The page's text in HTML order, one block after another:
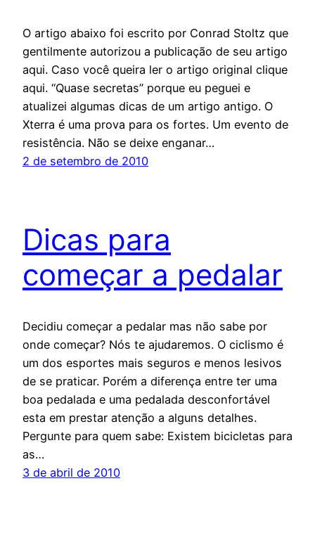
O artigo abaixo foi escrito por Conrad Stoltz que
gentilmente autorizou a publicação de seu artigo
aqui. Caso você queira ler o artigo original clique
aqui. “Quase secretas” porque eu peguei e
atualizei algumas dicas de um artigo antigo. O
Xterra é uma prova para os fortes. Um evento de
resistência. Não se deixe enganar…
2 de setembro de 2010
Dicas para
começar a pedalar
Decidiu começar a pedalar mas não sabe por
onde começar? Nós te ajudaremos. O ciclismo é
um dos esportes mais seguros e menos lesivos
de se praticar. Porém a diferença entre ter uma
boa pedalada e uma pedalada desconfortável
esta em prestar atenção a alguns detalhes.
Pergunte para quem sabe: Existem bicicletas para
as…
3 de abril de 2010